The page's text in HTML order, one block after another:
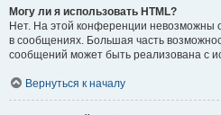
Могу ли я использовать HTML?
Нет. На этой конференции невозможны
в сообщениях. Большая часть
сообщений может быть реализована с
Вернуться к началу